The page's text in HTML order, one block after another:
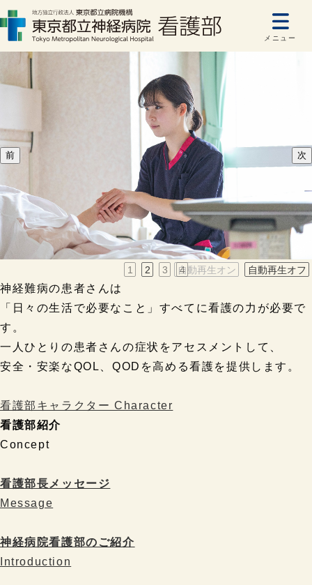
メニュー
前 次
1 2 3 4
自動再生オン 自動再生オフ
神経難病の患者さんは
「日々の生活で必要なこと」すべてに看護の力が必要で
す。
一人ひとりの患者さんの症状をアセスメントして、
安全・安楽なQOL、QODを高める看護を提供します。
看護部キャラクター Character
看護部紹介
Concept
看護部長メッセージ
Message
神経病院看護部のご紹介
Introduction